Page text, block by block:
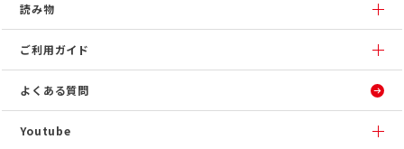
読み物
ご利用ガイド
よくある質問
Youtube